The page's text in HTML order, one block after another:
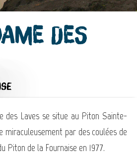
des
des Laves se situe au Piton Sainte-
miraculeusement par des coulées de
Piton de la Fournaise en 1977.